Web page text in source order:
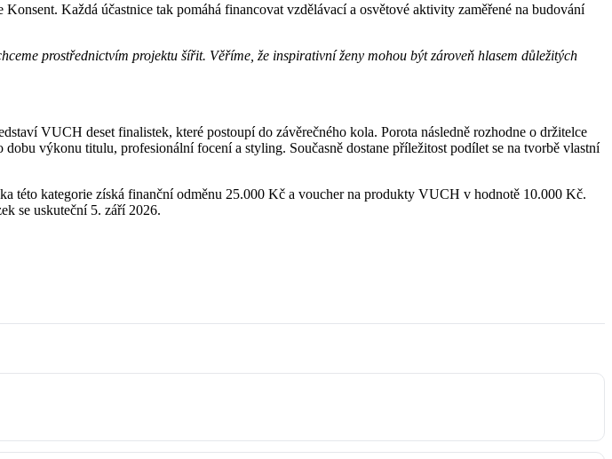
Každá účastnice tak pomáhá financovat vzdělávací a osvětové aktivity zaměřené na budování
prostřednictvím projektu šířit. Věříme, že inspirativní ženy mohou být zároveň hlasem důležitých
VUCH deset finalistek, které postoupí do závěrečného kola. Porota následně rozhodne o držitelce
výkonu titulu, profesionální focení a styling. Současně dostane příležitost podílet se na tvorbě vlastní
této kategorie získá finanční odměnu 25.000 Kč a voucher na produkty VUCH v hodnotě 10.000 Kč.
se uskuteční 5. září 2026.